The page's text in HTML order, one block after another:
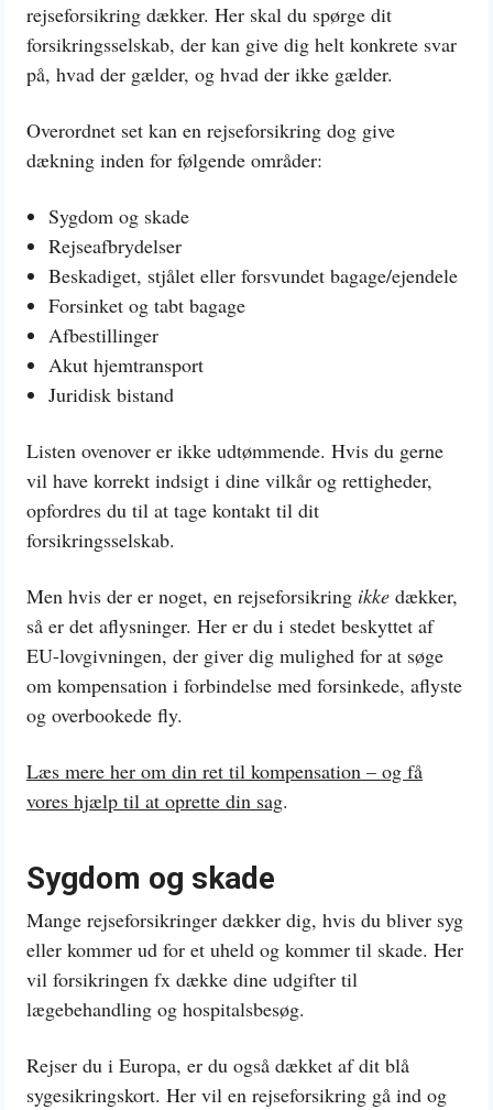
rejseforsikring dækker. Her skal du spørge dit
forsikringsselskab, der kan give dig helt konkrete svar
på, hvad der gælder, og hvad der ikke gælder.
Overordnet set kan en rejseforsikring dog give
dækning inden for følgende områder:
Sygdom og skade
Rejseafbrydelser
Beskadiget, stjålet eller forsvundet bagage/ejendele
Forsinket og tabt bagage
Afbestillinger
Akut hjemtransport
Juridisk bistand
Listen ovenover er ikke udtømmende. Hvis du gerne
vil have korrekt indsigt i dine vilkår og rettigheder,
opfordres du til at tage kontakt til dit
forsikringsselskab.
Men hvis der er noget, en rejseforsikring ikke dækker,
så er det aflysninger. Her er du i stedet beskyttet af
EU-lovgivningen, der giver dig mulighed for at søge
om kompensation i forbindelse med forsinkede, aflyste
og overbookede fly.
Læs mere her om din ret til kompensation – og få
vores hjælp til at oprette din sag.
Sygdom og skade
Mange rejseforsikringer dækker dig, hvis du bliver syg
eller kommer ud for et uheld og kommer til skade. Her
vil forsikringen fx dække dine udgifter til
lægebehandling og hospitalsbesøg.
Rejser du i Europa, er du også dækket af dit blå
sygesikringskort. Her vil en rejseforsikring gå ind og